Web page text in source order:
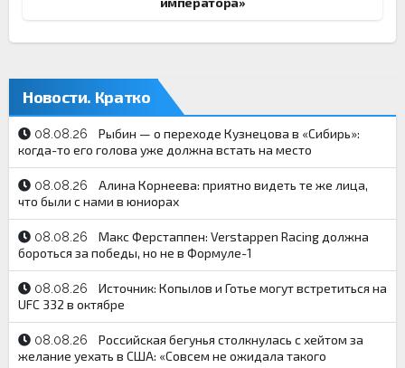
Новости. Кратко
08.08.26
Рыбин — о переходе Кузнецова в «Сибирь»:
когда-то его голова уже должна встать на место
08.08.26
Алина Корнеева: приятно видеть те же лица,
что были с нами в юниорах
08.08.26
Макс Ферстаппен: Verstappen Racing должна
бороться за победы, но не в Формуле-1
08.08.26
Источник: Копылов и Готье могут встретиться на
UFC 332 в октябре
08.08.26
Российская бегунья столкнулась с хейтом за
желание уехать в США: «Совсем не ожидала такого